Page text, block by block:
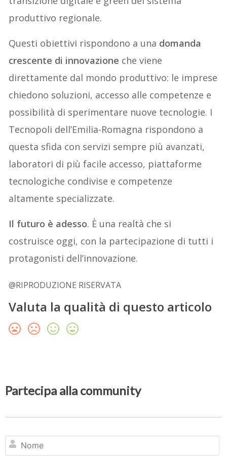
produttivo regionale.
Questi obiettivi rispondono a una domanda
crescente di innovazione che viene
direttamente dal mondo produttivo: le imprese
chiedono soluzioni, accesso alle competenze e
possibilità di sperimentare nuove tecnologie. I
Tecnopoli dell’Emilia-Romagna rispondono a
questa sfida con servizi sempre più avanzati,
laboratori di più facile accesso, piattaforme
tecnologiche condivise e competenze
altamente specializzate.
Il futuro è adesso. È una realtà che si
costruisce oggi, con la partecipazione di tutti i
protagonisti dell’innovazione.
@RIPRODUZIONE RISERVATA
Valuta la qualità di questo articolo
Partecipa alla community